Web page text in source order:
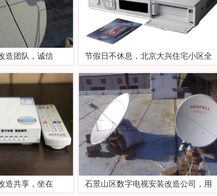
造团队，诚信 节假日不休息，北京大兴住宅小区全
造共享，坐在 石景山区数字电视安装改造公司，用